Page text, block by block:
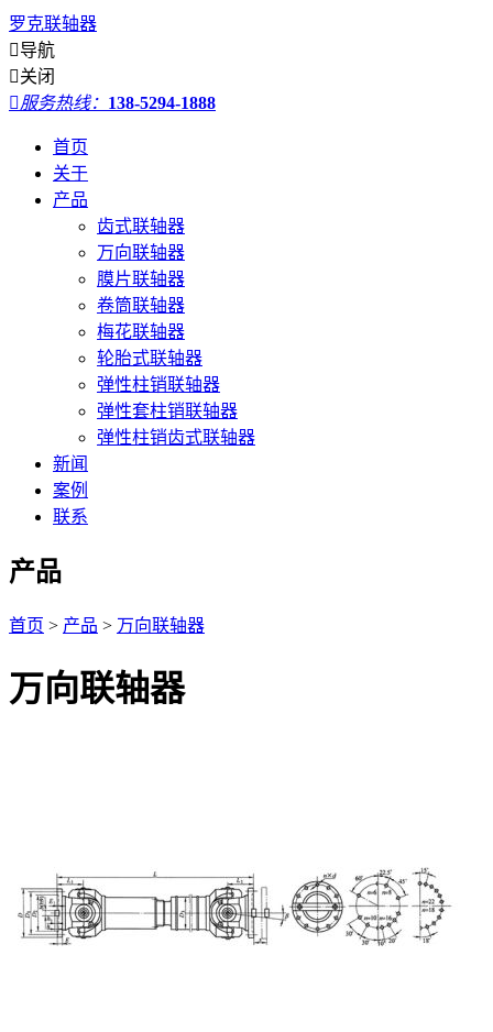
罗克联轴器
导航
关闭
服务热线： 138-5294-1888
首页
关于
产品
齿式联轴器
万向联轴器
膜片联轴器
卷筒联轴器
梅花联轴器
轮胎式联轴器
弹性柱销联轴器
弹性套柱销联轴器
弹性柱销齿式联轴器
新闻
案例
联系
产品
首页 > 产品 > 万向联轴器
万向联轴器